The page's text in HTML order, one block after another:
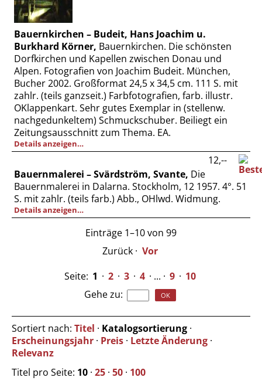
Bauernkirchen – Budeit, Hans Joachim u.
Burkhard Körner, Bauernkirchen. Die schönsten
Dorfkirchen und Kapellen zwischen Donau und
Alpen. Fotografien von Joachim Budeit. München,
Bucher 2002. Großformat 24,5 x 34,5 cm. 111 S. mit
zahlr. (teils ganzseit.) Farbfotografien, farb. illustr.
OKlappenkart. Sehr gutes Exemplar in (stellenw.
nachgedunkeltem) Schmuckschuber. Beiliegt ein
Zeitungsausschnitt zum Thema. EA.
Details anzeigen…
Bauernmalerei – Svärdström, Svante, Die
Bauernmalerei in Dalarna. Stockholm, 12 1957. 4°. 51
S. mit zahlr. (teils farb.) Abb., OHlwd. Widmung.
Details anzeigen…
12,--
Einträge 1–10 von 99
Zurück· Vor
Seite: 1 · 2 · 3 · 4 · ... · 9 · 10
Gehe zu:
Sortiert nach: Titel · Katalogsortierung ·
Erscheinungsjahr · Preis · Letzte Änderung ·
Relevanz
Titel pro Seite: 10 · 25 · 50 · 100